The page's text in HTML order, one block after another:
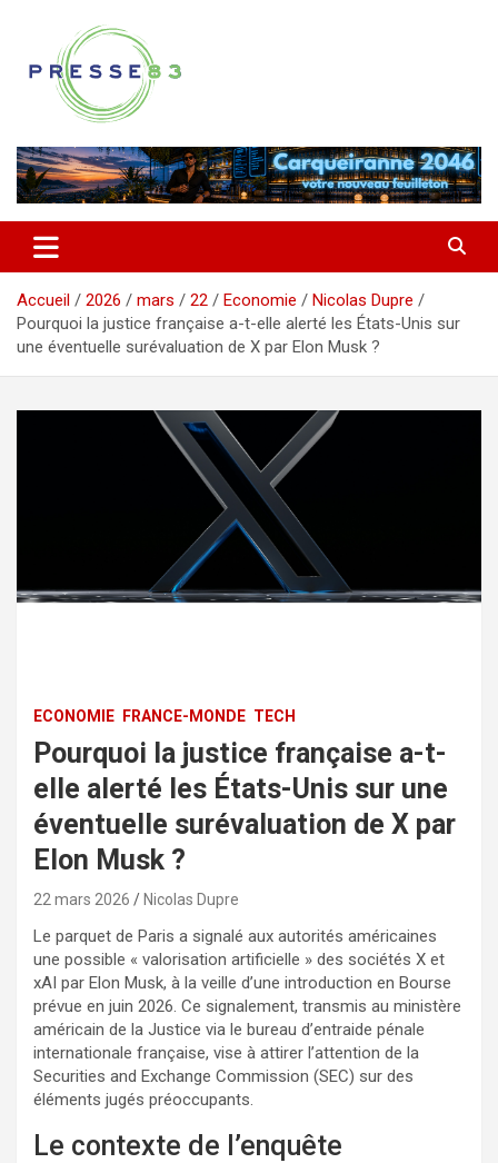
contenu
Presse 83
Accueil 2026 mars 22 Economie
Nicolas Dupre
Pourquoi la justice française a-t-elle alerté les États-Unis sur
une éventuelle surévaluation de X par Elon Musk ?
ECONOMIE FRANCE-MONDE TECH
Pourquoi la justice française a-t-
elle alerté les États-Unis sur une
éventuelle surévaluation de X par
Elon Musk ?
22 mars 2026 Nicolas Dupre
Le parquet de Paris a signalé aux autorités américaines
une possible « valorisation artificielle » des sociétés X et
xAI par Elon Musk, à la veille d’une introduction en Bourse
prévue en juin 2026. Ce signalement, transmis au ministère
américain de la Justice via le bureau d’entraide pénale
internationale française, vise à attirer l’attention de la
Securities and Exchange Commission (SEC) sur des
éléments jugés préoccupants.
Le contexte de l’enquête